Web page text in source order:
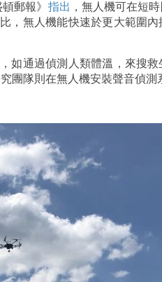
郵報》 指出 ，無人機可在短
，無人機能快速於更大範圍
如通過偵測人類體溫，來搜
團隊則在無人機安裝聲音偵測